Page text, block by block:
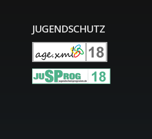
JUGENDSCHUTZ